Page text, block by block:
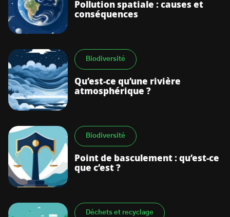
Pollution spatiale : causes et
conséquences
Biodiversité
Qu’est-ce qu’une rivière
atmosphérique ?
Biodiversité
Point de basculement : qu’est-ce
que c’est ?
Déchets et recyclage